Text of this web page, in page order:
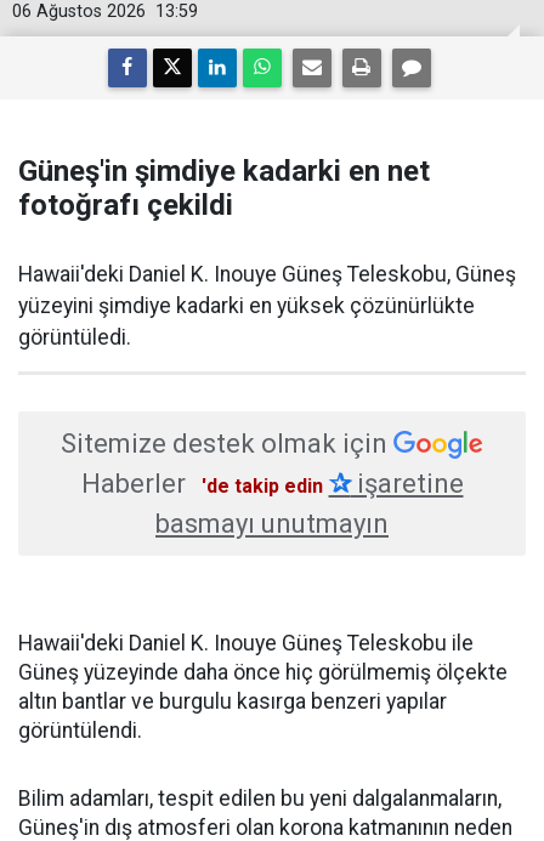
13:59
06 Ağustos 2026
Güneş'in şimdiye kadarki en net
fotoğrafı çekildi
Hawaii'deki Daniel K. Inouye Güneş Teleskobu, Güneş
yüzeyini şimdiye kadarki en yüksek çözünürlükte
görüntüledi.
Sitemize destek olmak için
Haberler
'de takip edin ✰işaretine
basmayı unutmayın
Hawaii'deki Daniel K. Inouye Güneş Teleskobu ile
Güneş yüzeyinde daha önce hiç görülmemiş ölçekte
altın bantlar ve burgulu kasırga benzeri yapılar
görüntülendi.
Bilim adamları, tespit edilen bu yeni dalgalanmaların,
Güneş'in dış atmosferi olan korona katmanının neden